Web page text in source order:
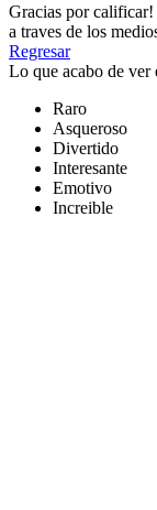
Gracias por calificar!
a traves de los
Regresar
Lo que acabo de ver
Raro
Asqueroso
Divertido
Interesante
Emotivo
Increible